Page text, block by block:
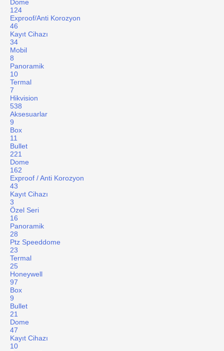
Dome
124
Exproof/Anti Korozyon
46
Kayıt Cihazı
34
Mobil
8
Panoramik
10
Termal
7
Hikvision
538
Aksesuarlar
9
Box
11
Bullet
221
Dome
162
Exproof / Anti Korozyon
43
Kayıt Cihazı
3
Özel Seri
16
Panoramik
28
Ptz Speeddome
23
Termal
25
Honeywell
97
Box
9
Bullet
21
Dome
47
Kayıt Cihazı
10